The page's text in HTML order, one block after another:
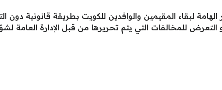
لبقاء المقيمين والوافدين للكويت بطريقة قانونية